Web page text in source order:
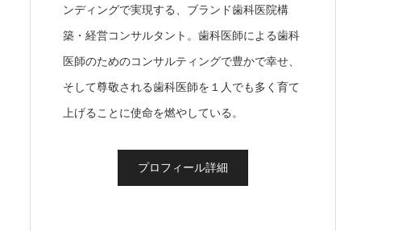
ンディングで実現する、ブランド歯科医院構
築・経営コンサルタント。歯科医師による歯科
医師のためのコンサルティングで豊かで幸せ、
そして尊敬される歯科医師を１人でも多く育て
上げることに使命を燃やしている。
プロフィール詳細